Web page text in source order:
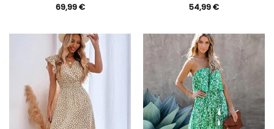
69,99€ 54,99€